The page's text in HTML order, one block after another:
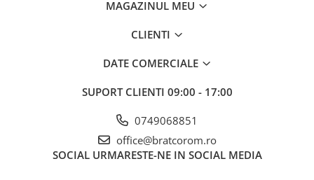
MAGAZINUL MEU
CLIENTI
DATE COMERCIALE
SUPORT CLIENTI 09:00 - 17:00
0749068851
office@bratcorom.ro
SOCIAL URMARESTE-NE IN SOCIAL MEDIA